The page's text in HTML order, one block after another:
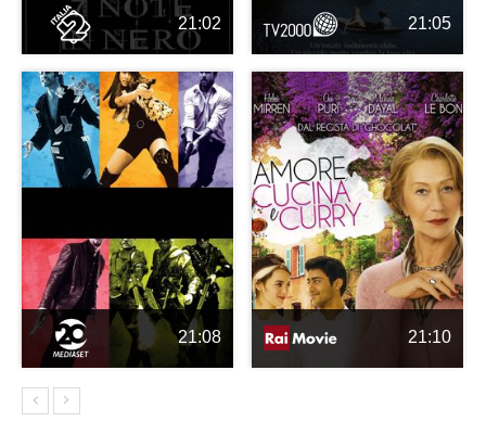
21:02 21:05
21:08 21:10